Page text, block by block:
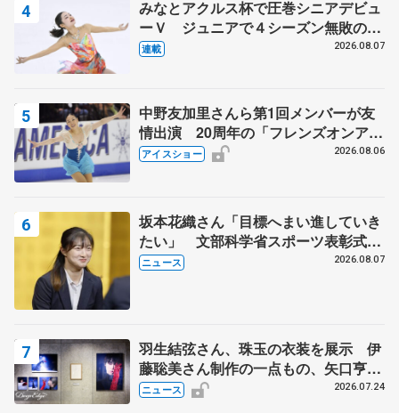
みなとアクルス杯で圧巻シニアデビュ
ーＶ ジュニアで４シーズン無敗の島
田麻央
連載 2026.08.07
中野友加里さんら第1回メンバーが友
情出演 20周年の「フレンズオンアイ
ス」 宮本賢二さん、有川梨絵さん、
アイスショー 2026.08.06
坂本花織さん「目標へまい進していき
たい」 文部科学省スポーツ表彰式で
代表謝辞
ニュース 2026.08.07
羽生結弦さん、珠玉の衣装を展示 伊
藤聡美さん制作の一点もの、矢口亨さ
んが撮影
ニュース 2026.07.24